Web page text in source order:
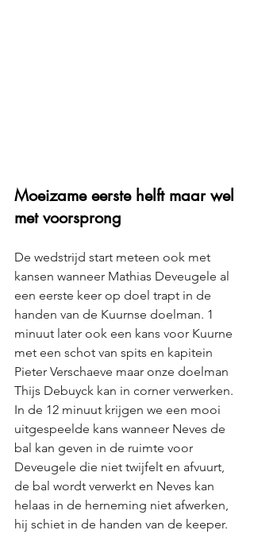
Moeizame eerste helft maar wel
met voorsprong
De wedstrijd start meteen ook met
kansen wanneer Mathias Deveugele al
een eerste keer op doel trapt in de
handen van de Kuurnse doelman. 1
minuut later ook een kans voor Kuurne
met een schot van spits en kapitein
Pieter Verschaeve maar onze doelman
Thijs Debuyck kan in corner verwerken.
In de 12 minuut krijgen we een mooi
uitgespeelde kans wanneer Neves de
bal kan geven in de ruimte voor
Deveugele die niet twijfelt en afvuurt,
de bal wordt verwerkt en Neves kan
helaas in de herneming niet afwerken,
hij schiet in de handen van de keeper.